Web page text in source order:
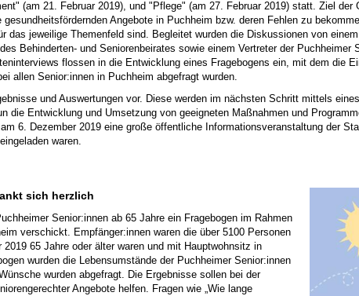
(am 21. Februar 2019), und "Pflege" (am 27. Februar 2019) statt. Ziel
Angebote in Puchheim bzw. deren Fehlen zu
das jeweilige Themenfeld sind. Begleitet wurden die Diskussionen von
Behinderten- und Seniorenbeirates sowie einem Vertreter der
flossen in die Entwicklung eines Fragebogens ein, mit dem die
allen Senior:innen in Puchheim abgefragt wurden.
und Auswertungen vor. Diese werden im nächsten Schritt mittels
die Entwicklung und Umsetzung von geeigneten Maßnahmen und
6. Dezember 2019 eine große öffentliche Informationsveranstaltung der
waren.
sich herzlich
Senior:innen ab 65 Jahre ein Fragebogen im Rahmen
verschickt. Empfänger:innen waren die über 5100 Personen
65 Jahre oder älter waren und mit Hauptwohnsitz in
wurden die Lebensumstände der Puchheimer Senior:innen
wurden abgefragt. Die Ergebnisse sollen bei der
Angebote helfen. Fragen wie „Wie lange